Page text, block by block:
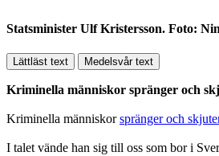
Statsminister Ulf Kristersson. Foto:
Lättläst text Medelsvår text
Kriminella människor spränger och
Kriminella människorspränger och
I talet vände han sig till oss som bor i